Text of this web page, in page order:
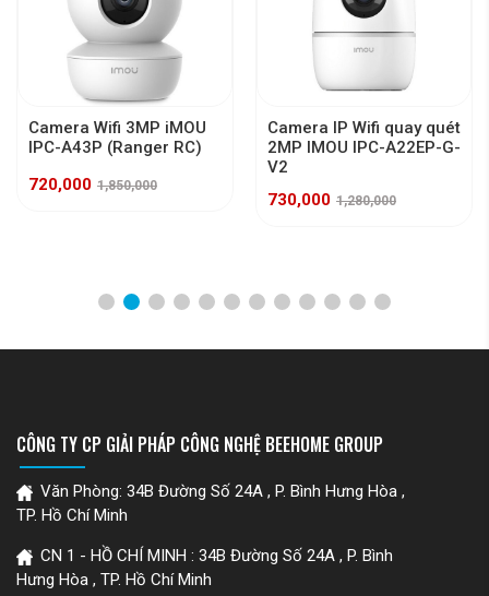
Camera Wifi 3MP iMOU
IPC-A43P (Ranger RC)
720,000 1,850,000
Camera IP Wifi quay quét
2MP IMOU IPC-A22EP-G-
V2
730,000 1,280,000
CÔNG TY CP GIẢI PHÁP CÔNG NGHỆ BEEHOME GROUP
Văn Phòng: 34B Đường Số 24A , P. Bình Hưng Hòa ,
TP. Hồ Chí Minh
CN 1 - HỒ CHÍ MINH : 34B Đường Số 24A , P. Bình
Hưng Hòa , TP. Hồ Chí Minh